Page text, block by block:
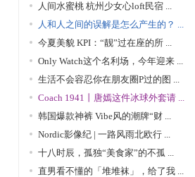
人间水蜜桃 杭州少女心loft民宿 ...
人和人之间的误解是怎么产生的？ ...
今夏美貌 KPI：“靓”过在座的所 ...
Only Watch这个名利场，今年迎来 ...
生活不会容忍你在朋友圈P过的图 ...
Coach 1941丨唐嫣这件冰球外套请 ...
韩国爆款神裤 Vibe风的潮牌“财 ...
Nordic影像纪 | 一路风雨北欧行 ...
十八时辰，孤独“美食家”的不孤 ...
直男看不懂的「堆堆袜」，给了我 ...